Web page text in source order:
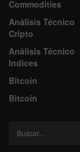
Commodities
Análisis Técnico
Cripto
Análisis Técnico
Indices
Bitcoin
Bitcoin